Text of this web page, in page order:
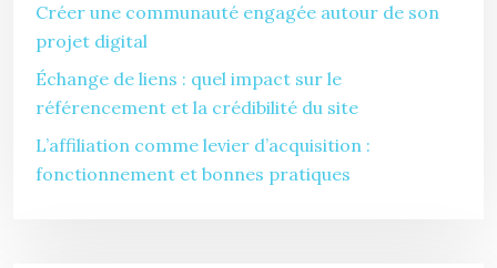
Créer une communauté engagée autour de son
projet digital
Échange de liens : quel impact sur le
référencement et la crédibilité du site
L’affiliation comme levier d’acquisition :
fonctionnement et bonnes pratiques